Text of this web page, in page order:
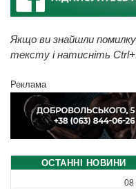
Якщо ви знайшли
тексту і натисніть
Реклама
ОСТАННІ НОВИНИ
08